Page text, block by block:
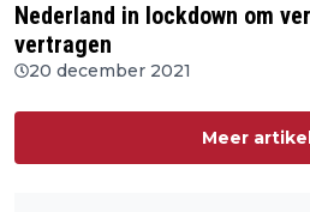
Nederland in lockdown om
vertragen
20 december 2021
Meer